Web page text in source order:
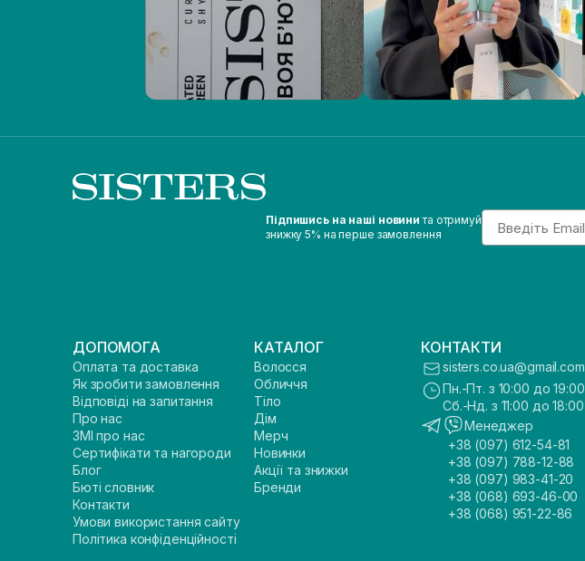
Підпишись на наші новини та отримуй
знижку 5% на перше замовлення
Email
ДОПОМОГА
Оплата та доставка
Як зробити замовлення
Відповіді на запитання
Про нас
ЗМІ про нас
Сертифікати та нагороди
Блог
Бюті словник
Контакти
Умови використання сайту
Політика конфіденційності
КАТАЛОГ
Волосся
Обличчя
Тіло
Дім
Мерч
Новинки
Акції та знижки
Бренди
КОНТАКТИ
sisters.co.ua@gmail.com
Пн.-Пт. з 10:00 до 19:00
Сб.-Нд. з 11:00 до 18:00
Менеджер
+38 (097) 612-54-81
+38 (097) 788-12-88
+38 (097) 983-41-20
+38 (068) 693-46-00
+38 (068) 951-22-86